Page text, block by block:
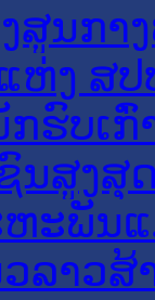
ສູນກາ
ຫ່ງ ສປ
ຮົບເກົ່
ນສູງສຸ
ະພັນ
ລາວສ້